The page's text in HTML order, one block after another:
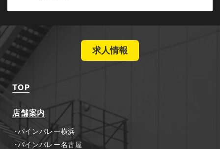
求人情報
TOP
店舗案内
パインバレー横浜
パインバレー名古屋